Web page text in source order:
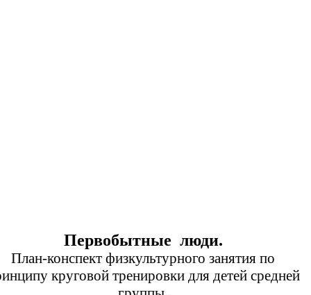
Первобытные люди.
План-конспект физкультурного занятия по
круговой тренировки для детей средней